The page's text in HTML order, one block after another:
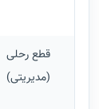
قطع رحلی
(مدیریتی)